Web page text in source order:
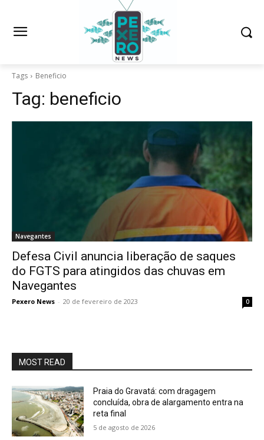
Tags Beneficio
Tag: beneficio
Navegantes
Defesa Civil anuncia liberação de saques
do FGTS para atingidos das chuvas em
Navegantes
Pexero News - 20 de fevereiro de 2023 0
MOST READ
Praia do Gravatá: com dragagem
concluída, obra de alargamento entra na
reta final
5 de agosto de 2026